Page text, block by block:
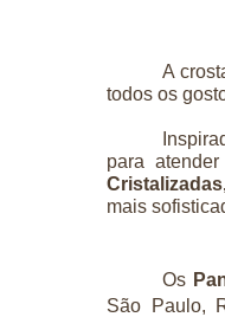
A
todos os
para
mais
Os
São Paulo,